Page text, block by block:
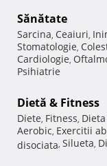
Sănătate
Sarcina, Ceaiuri,
Stomatologie,
Cardiologie,
Psihiatrie
Dietă & Fitness
Diete, Fitness,
Aerobic, Exercitii
disociata, Silueta,